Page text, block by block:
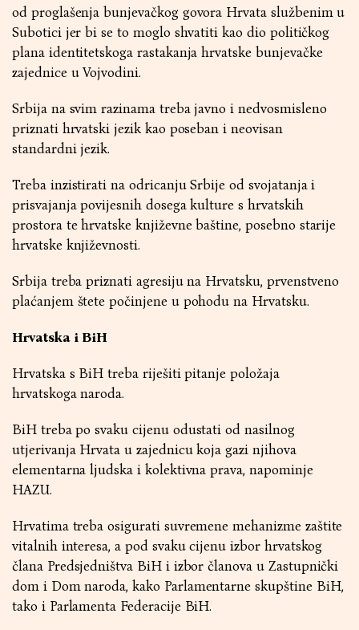
od proglašenja bunjevačkog govora Hrvata službenim u
Subotici jer bi se to moglo shvatiti kao dio političkog
plana identitetskoga rastakanja hrvatske bunjevačke
zajednice u Vojvodini.
Srbija na svim razinama treba javno i nedvosmisleno
priznati hrvatski jezik kao poseban i neovisan
standardni jezik.
Treba inzistirati na odricanju Srbije od svojatanja i
prisvajanja povijesnih dosega kulture s hrvatskih
prostora te hrvatske književne baštine, posebno starije
hrvatske književnosti.
Srbija treba priznati agresiju na Hrvatsku, prvenstveno
plaćanjem štete počinjene u pohodu na Hrvatsku.
Hrvatska i BiH
Hrvatska s BiH treba riješiti pitanje položaja
hrvatskoga naroda.
BiH treba po svaku cijenu odustati od nasilnog
utjerivanja Hrvata u zajednicu koja gazi njihova
elementarna ljudska i kolektivna prava, napominje
HAZU.
Hrvatima treba osigurati suvremene mehanizme zaštite
vitalnih interesa, a pod svaku cijenu izbor hrvatskog
člana Predsjedništva BiH i izbor članova u Zastupnički
dom i Dom naroda, kako Parlamentarne skupštine BiH,
tako i Parlamenta Federacije BiH.